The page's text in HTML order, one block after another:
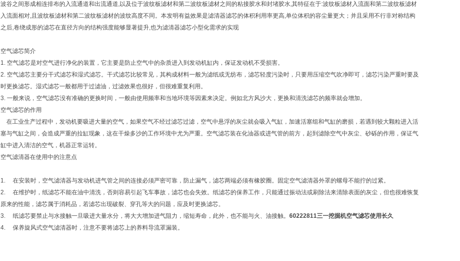
波谷之间形成相连排布的入流通道和出流通道,以及位于波纹板滤材和第二波纹板滤材之间的粘接胶水和封堵胶水,其特征在于:波纹板滤材入流面和第二波纹板滤材
入流面相对,且波纹板滤材和第二波纹板滤材的波纹高度不同。本发明有益效果是滤清器滤芯的体积利用率更高,单位体积的容尘量更大；并且采用不行非对称结构
之后,卷绕成形的滤芯在直径方向的结构强度能够显著提升,也为滤清器滤芯小型化需求的实现
空气滤芯简介
1. 空气滤芯是对空气进行净化的装置，它主要是防止空气中的杂质进入到发动机缸内，保证发动机不受损害。
2. 空气滤芯主要分干式滤芯和湿式滤芯。干式滤芯比较常见，其构成材料一般为滤纸或无纺布，滤芯轻度污染时，只要用压缩空气吹净即可，滤芯污染严重时要及
时更换滤芯。湿式滤芯一般都用于过滤油，过滤效果也很好，但很难重复利用。
3. 一般来说，空气滤芯没有准确的更换时间，一般由使用频率和当地环境等因素来决定。例如北方风沙大，更换和清洗滤芯的频率就会增加。
空气滤芯的作用
在工业生产过程中，发动机要吸进大量的空气，如果空气不经过滤芯过滤，空气中悬浮的灰尘就会吸入气缸，加速活塞组和气缸的磨损，若遇到较大颗粒进入活
塞与气缸之间，会造成严重的拉缸现象，这在干燥多沙的工作环境中尤为严重。空气滤芯装在化油器或进气管的前方，起到滤除空气中灰尘、砂砾的作用，保证气
缸中进入清洁的空气，机器正常运转。
空气滤清器在使用中的注意点
1. 在安装时，空气滤清器与发动机进气管之间的连接必须严密可靠，防止漏气，滤芯两端必须有橡胶圈。固定空气滤清器外罩的螺母不能拧的过紧。
2. 在维护时，纸滤芯不能在油中清洗，否则容易引起飞车事故，滤芯也会失效。纸滤芯的保养工作，只能通过振动法或刷除法来清除表面的灰尘，但也很难恢复
原来的性能，滤芯属于消耗品，若滤芯出现破裂、穿孔等大的问题，应及时更换滤芯。
3. 纸滤芯要禁止与水接触一旦吸进大量水分，将大大增加进气阻力，缩短寿命，此外，也不能与火、油接触。 60222811三一挖掘机空气滤芯使用长久
4. 保养旋风式空气滤清器时，注意不要将滤芯上的养料导流罩漏装。